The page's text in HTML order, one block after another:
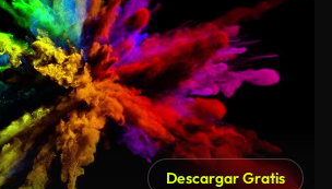
Descargar Gratis